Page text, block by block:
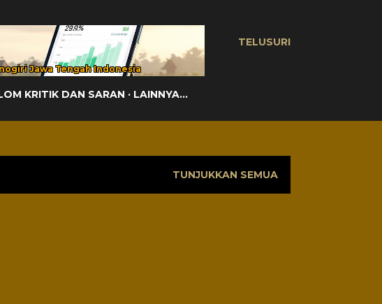
TELUSURI
Jawa Tengah Indonesia
KRITIK DAN SARAN LAINNYA…
TUNJUKKAN SEMUA